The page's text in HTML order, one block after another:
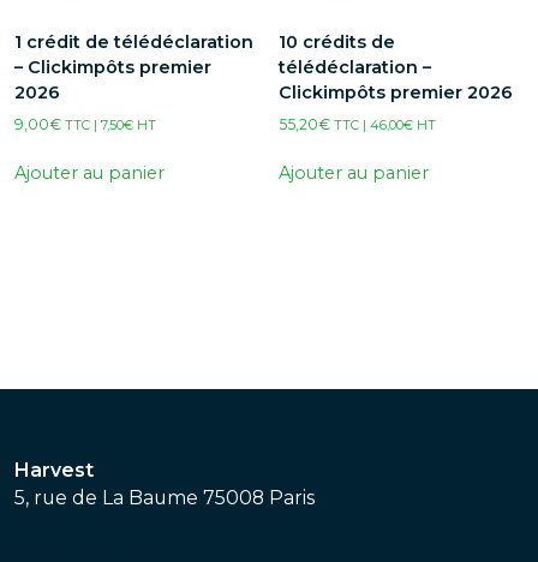
1 crédit de télédéclaration
– Clickimpôts premier
2026
9,00€ TTC | 7,50€ HT
Ajouter au panier
10 crédits de
télédéclaration –
Clickimpôts premier 2026
55,20€ TTC |46,00€ HT
Ajouter au panier
Harvest
5, rue de La Baume 75008 Paris